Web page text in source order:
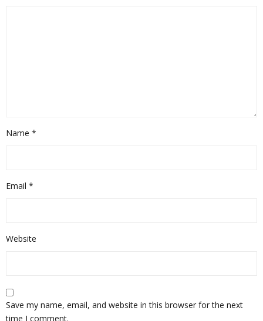
Name *
Email *
Website
Save my name, email, and website in this browser for the next
time I comment.